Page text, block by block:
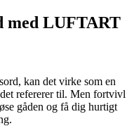
med LUFTART
kan det virke som en
refererer til. Men fortvivl
gåden og få dig hurtigt